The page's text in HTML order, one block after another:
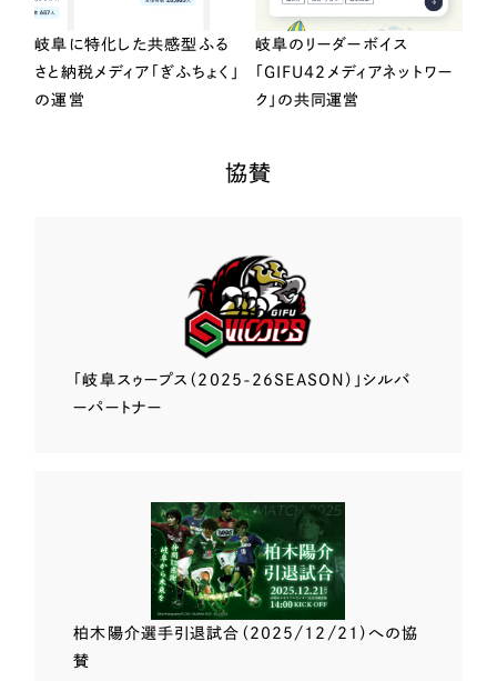
岐阜に特化した共感型ふる
さと納税メディア「ぎふちょく」
の運営
岐阜のリーダーボイス
「GIFU42メディアネットワー
ク」の共同運営
協賛
「岐阜スゥープス （2025-26SEASON）」 シルバ
ーパートナー
柏木陽介選手引退試合（2025/12/21）への協
賛